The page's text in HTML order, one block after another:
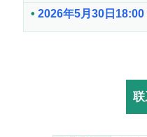
• 2026年5月 30日 18:00